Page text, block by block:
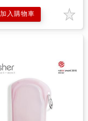
加入購物車